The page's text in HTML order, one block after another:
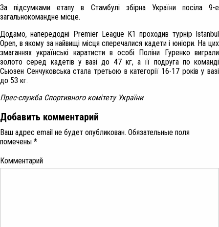
За підсумками етапу в Стамбулі збірна України посіла 9-е
загальнокомандне місце.
Додамо, напередодні Premier League K1 проходив турнір Istanbul
Open, в якому за найвищі місця сперечалися кадети і юніори. На цих
змаганнях українські каратисти в особі Поліни Гуренко виграли
золото серед кадетів у вазі до 47 кг, а її подруга по команді
Сьюзен Сенчуковcька стала третьою в категорії 16-17 років у вазі
до 53 кг.
Прес-служба Спортивного комітету України
Добавить комментарий
Ваш адрес email не будет опубликован. Обязательные поля
помечены *
Комментарий